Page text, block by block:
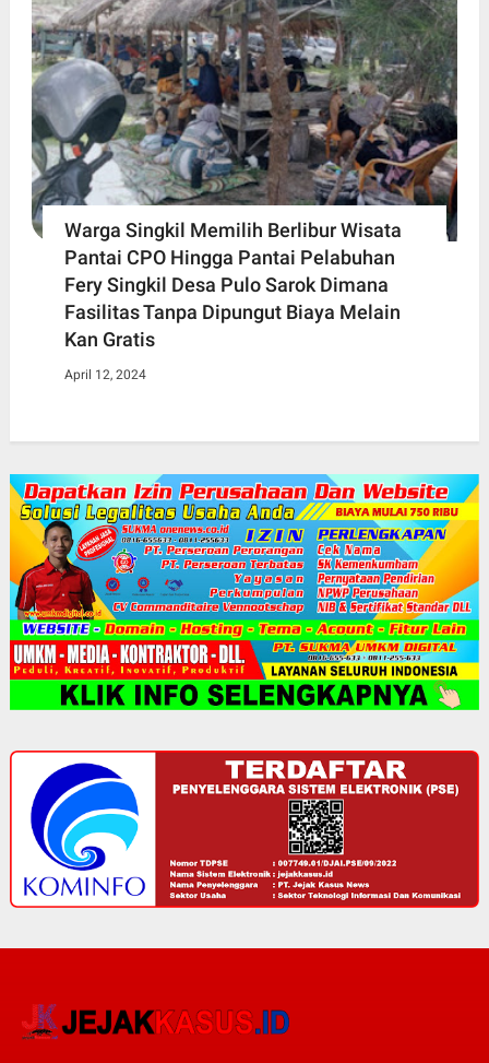
Warga Singkil Memilih Berlibur Wisata
Pantai CPO Hingga Pantai Pelabuhan
Fery Singkil Desa Pulo Sarok Dimana
Fasilitas Tanpa Dipungut Biaya Melain
Kan Gratis
April 12, 2024